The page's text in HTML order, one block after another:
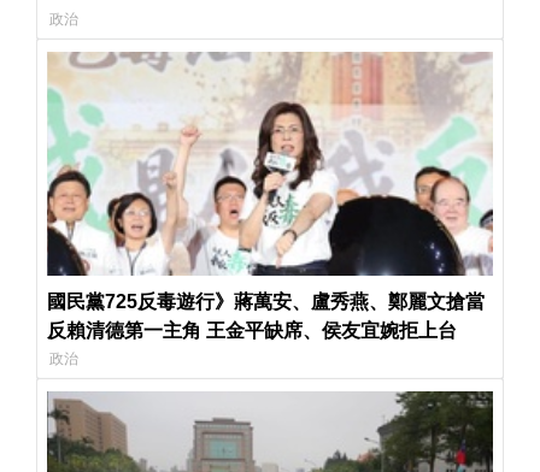
政治
國民黨725反毒遊行》蔣萬安、盧秀燕、鄭麗文搶當
反賴清德第一主角 王金平缺席、侯友宜婉拒上台
政治